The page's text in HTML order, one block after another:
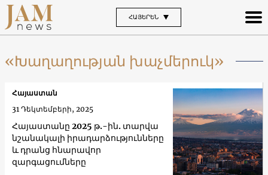
ՀԱՅԵՐԵՆ
«Խաղաղության խաչմերուկ»
Հայաստանը 2025 թ.-ին. տարվա
նշանակալի իրադարձությունները
և դրանց հնարավոր
զարգացումները
Հայաստան
31 Դեկտեմբերի, 2025